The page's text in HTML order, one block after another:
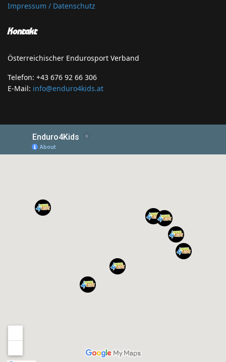
Impressum / Datenschutz
Kontakt
Österreichischer Endurosport Verband
Telefon: +43 676 92 66 306
E-Mail: info@enduro4kids.at